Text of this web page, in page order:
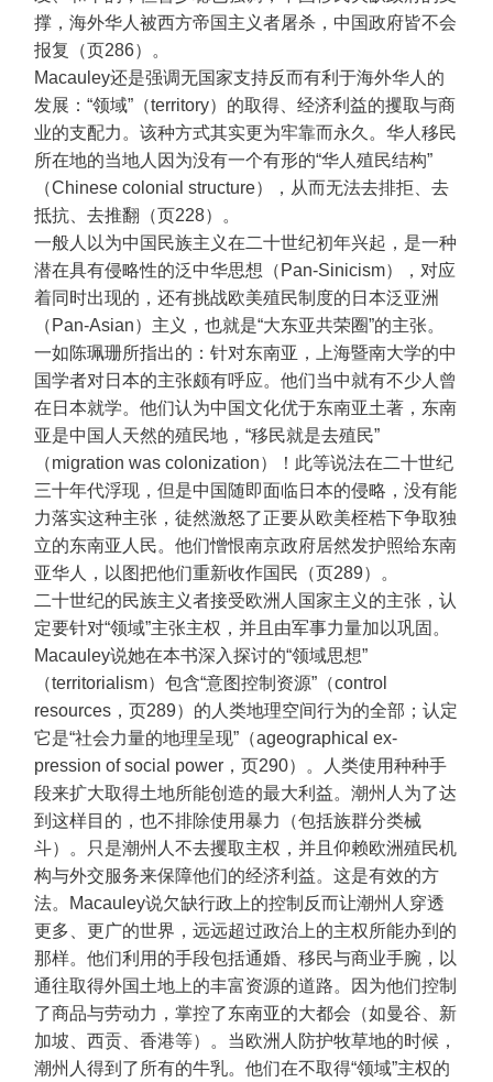
撑，海外华人被西方帝国主义者屠杀，中国政府皆不会
报复（页286）。
Macauley还是强调无国家支持反而有利于海外华人的
发展：“领域”（territory）的取得、经济利益的攫取与商
业的支配力。该种方式其实更为牢靠而永久。华人移民
所在地的当地人因为没有一个有形的“华人殖民结构”
（Chinese colonial structure），从而无法去排拒、去
抵抗、去推翻（页228）。
一般人以为中国民族主义在二十世纪初年兴起，是一种
潜在具有侵略性的泛中华思想（Pan-Sinicism），对应
着同时出现的，还有挑战欧美殖民制度的日本泛亚洲
（Pan-Asian）主义，也就是“大东亚共荣圈”的主张。
一如陈珮珊所指出的：针对东南亚，上海暨南大学的中
国学者对日本的主张颇有呼应。他们当中就有不少人曾
在日本就学。他们认为中国文化优于东南亚土著，东南
亚是中国人天然的殖民地，“移民就是去殖民”
（migration was colonization）！此等说法在二十世纪
三十年代浮现，但是中国随即面临日本的侵略，没有能
力落实这种主张，徒然激怒了正要从欧美桎梏下争取独
立的东南亚人民。他们憎恨南京政府居然发护照给东南
亚华人，以图把他们重新收作国民（页289）。
二十世纪的民族主义者接受欧洲人国家主义的主张，认
定要针对“领域”主张主权，并且由军事力量加以巩固。
Macauley说她在本书深入探讨的“领域思想”
（territorialism）包含“意图控制资源”（control
resources，页289）的人类地理空间行为的全部；认定
它是“社会力量的地理呈现”（ageographical ex-
pression of social power，页290）。人类使用种种手
段来扩大取得土地所能创造的最大利益。潮州人为了达
到这样目的，也不排除使用暴力（包括族群分类械
斗）。只是潮州人不去攫取主权，并且仰赖欧洲殖民机
构与外交服务来保障他们的经济利益。这是有效的方
法。Macauley说欠缺行政上的控制反而让潮州人穿透
更多、更广的世界，远远超过政治上的主权所能办到的
那样。他们利用的手段包括通婚、移民与商业手腕，以
通往取得外国土地上的丰富资源的道路。因为他们控制
了商品与劳动力，掌控了东南亚的大都会（如曼谷、新
加坡、西贡、香港等）。当欧洲人防护牧草地的时候，
潮州人得到了所有的牛乳。他们在不取得“领域”主权的